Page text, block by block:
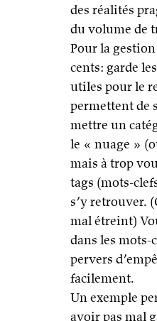
des réalités
du volume de
Pour la
cents: garde
utiles pour le
permettent de
mettre un
le « nuage »
mais à trop
tags (mots-
s’y retrouver.
mal étreint)
dans les mots-
pervers
facilement.
Un exemple
avoir pas mal